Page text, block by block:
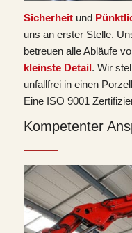
Sicherheitund
uns an erster Stelle.
betreuen alle Abläufe
kleinste Detail. Wir
unfallfrei in einen
Eine ISO 9001
Kompetenter